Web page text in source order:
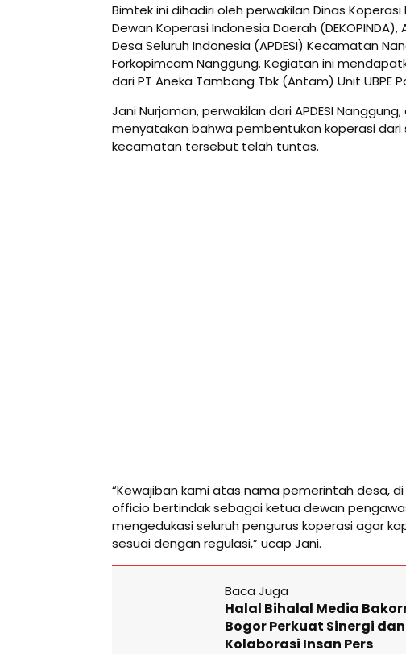
Bimtek ini dihadiri oleh perwakilan Dinas
Dewan Koperasi Indonesia Daerah
Desa Seluruh Indonesia (APDESI) Kecamatan
Forkopimcam Nanggung. Kegiatan ini
dari PT Aneka Tambang Tbk (Antam) Unit UBPE
Jani Nurjaman, perwakilan dari APDESI
menyatakan bahwa pembentukan koperasi dari
kecamatan tersebut telah tuntas.
“Kewajiban kami atas nama pemerintah desa,
officio bertindak sebagai ketua dewan
mengedukasi seluruh pengurus koperasi agar
sesuai dengan regulasi,” ucap Jani.
Baca Juga
Halal Bihalal Media
Bogor Perkuat Sinergi dan
Kolaborasi Insan Pers